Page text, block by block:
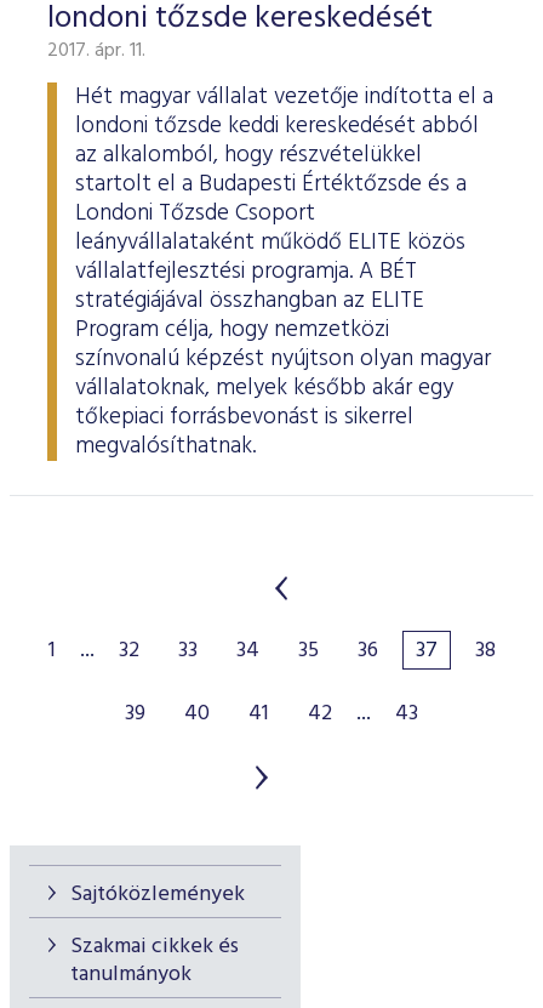
Sajtóközlemények
Szakmai cikkek és
tanulmányok
londoni tőzsde kereskedését
2017. ápr. 11.
Hét magyar vállalat vezetője indította el a
londoni tőzsde keddi kereskedését abból
az alkalomból, hogy részvételükkel
startolt el a Budapesti Értéktőzsde és a
Londoni Tőzsde Csoport
leányvállalataként működő ELITE közös
vállalatfejlesztési programja. A BÉT
stratégiájával összhangban az ELITE
Program célja, hogy nemzetközi
színvonalú képzést nyújtson olyan magyar
vállalatoknak, melyek később akár egy
tőkepiaci forrásbevonást is sikerrel
megvalósíthatnak.
1 ... 32 33 34 35 36 37
38
39
40 41 42 ... 43